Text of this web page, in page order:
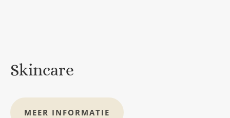
Skincare
MEER INFORMATIE